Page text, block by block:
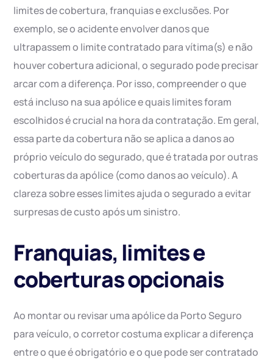
limites de cobertura, franquias e exclusões. Por
exemplo, se o acidente envolver danos que
ultrapassem o limite contratado para vítima(s) e não
houver cobertura adicional, o segurado pode precisar
arcar com a diferença. Por isso, compreender o que
está incluso na sua apólice e quais limites foram
escolhidos é crucial na hora da contratação. Em geral,
essa parte da cobertura não se aplica a danos ao
próprio veículo do segurado, que é tratada por outras
coberturas da apólice (como danos ao veículo). A
clareza sobre esses limites ajuda o segurado a evitar
surpresas de custo após um sinistro.
Franquias, limites e
coberturas opcionais
Ao montar ou revisar uma apólice da Porto Seguro
para veículo, o corretor costuma explicar a diferença
entre o que é obrigatório e o que pode ser contratado